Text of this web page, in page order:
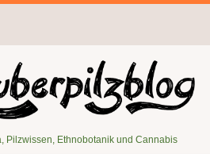
Pilzwissen, Ethnobotanik und Cannabis